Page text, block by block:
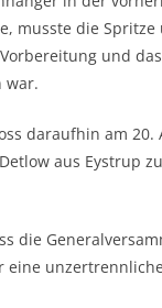
musste die
und
war.
daraufhin am
aus Eystrup
die
eine